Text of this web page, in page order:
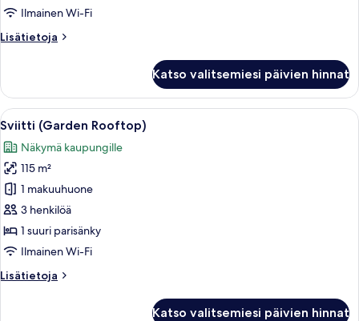
Ilmainen Wi-Fi
Lisätietoja
Lisätietoja
(Premier)
Katso valitsemiesi päivien hinnat
Avaa
kaikki
huonetyypin
Sviitti
(Garden
Rooftop)
kuvat
Kattoterassi, jossa on
8
Sviitti (Garden Rooftop)
Näkymä kaupungille
115 m²
1 makuuhuone
3 henkilöä
1 suuri parisänky
Ilmainen Wi-Fi
Lisätietoja
Lisätietoja
Katso valitsemiesi päivien hinnat